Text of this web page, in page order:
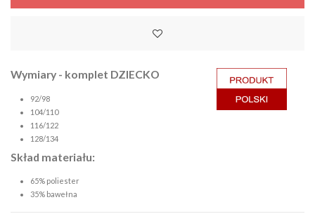
Wymiary - komplet DZIECKO
92/98
104/110
116/122
128/134
Skład materiału:
65% poliester
35% bawełna